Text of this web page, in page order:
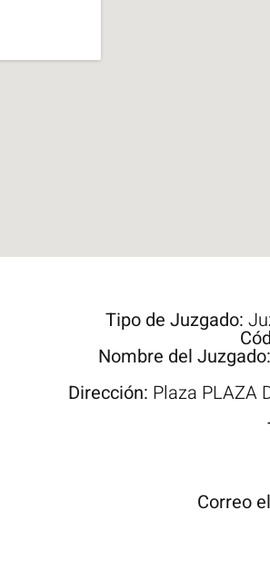
Tipo de Juzgado:
Nombre del Juzgado:
Dirección: Plaza PLAZA
Correo